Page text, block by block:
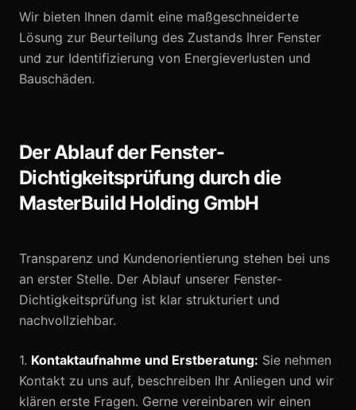
Wir bieten Ihnen damit eine maßgeschneiderte
Lösung zur Beurteilung des Zustands Ihrer Fenster
und zur Identifizierung von Energieverlusten und
Bauschäden.
Der Ablauf der Fenster-
Dichtigkeitsprüfung durch die
MasterBuild Holding GmbH
Transparenz und Kundenorientierung stehen bei uns
an erster Stelle. Der Ablauf unserer Fenster-
Dichtigkeitsprüfung ist klar strukturiert und
nachvollziehbar.
1. Kontaktaufnahme und Erstberatung: Sie nehmen
Kontakt zu uns auf, beschreiben Ihr Anliegen und wir
klären erste Fragen. Gerne vereinbaren wir einen